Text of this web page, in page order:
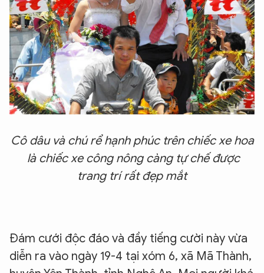
Cô dâu và chú rể hạnh phúc trên chiếc xe hoa
là chiếc xe công nông càng tự chế được
trang trí rất đẹp mắt
Đám cưới độc đáo và đầy tiếng cười này vừa
diễn ra vào ngày 19-4 tại xóm 6, xã Mã Thành,